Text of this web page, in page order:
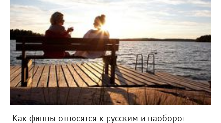
Как финны относятся к русским и наоборот